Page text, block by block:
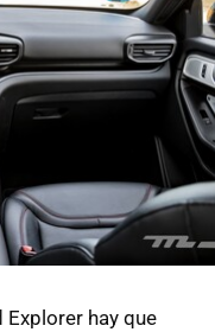
Explorer hay que